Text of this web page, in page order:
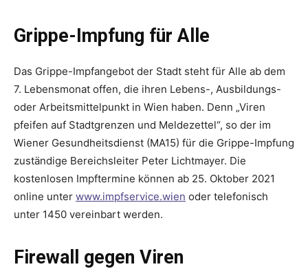
Grippe-Impfung für Alle
Das Grippe-Impfangebot der Stadt steht für Alle ab dem
7. Lebensmonat offen, die ihren Lebens-, Ausbildungs-
oder Arbeitsmittelpunkt in Wien haben. Denn „Viren
pfeifen auf Stadtgrenzen und Meldezettel“, so der im
Wiener Gesundheitsdienst (MA15) für die Grippe-Impfung
zuständige Bereichsleiter Peter Lichtmayer. Die
kostenlosen Impftermine können ab 25. Oktober 2021
online unter www.impfservice.wien oder telefonisch
unter 1450 vereinbart werden.
Firewall gegen Viren